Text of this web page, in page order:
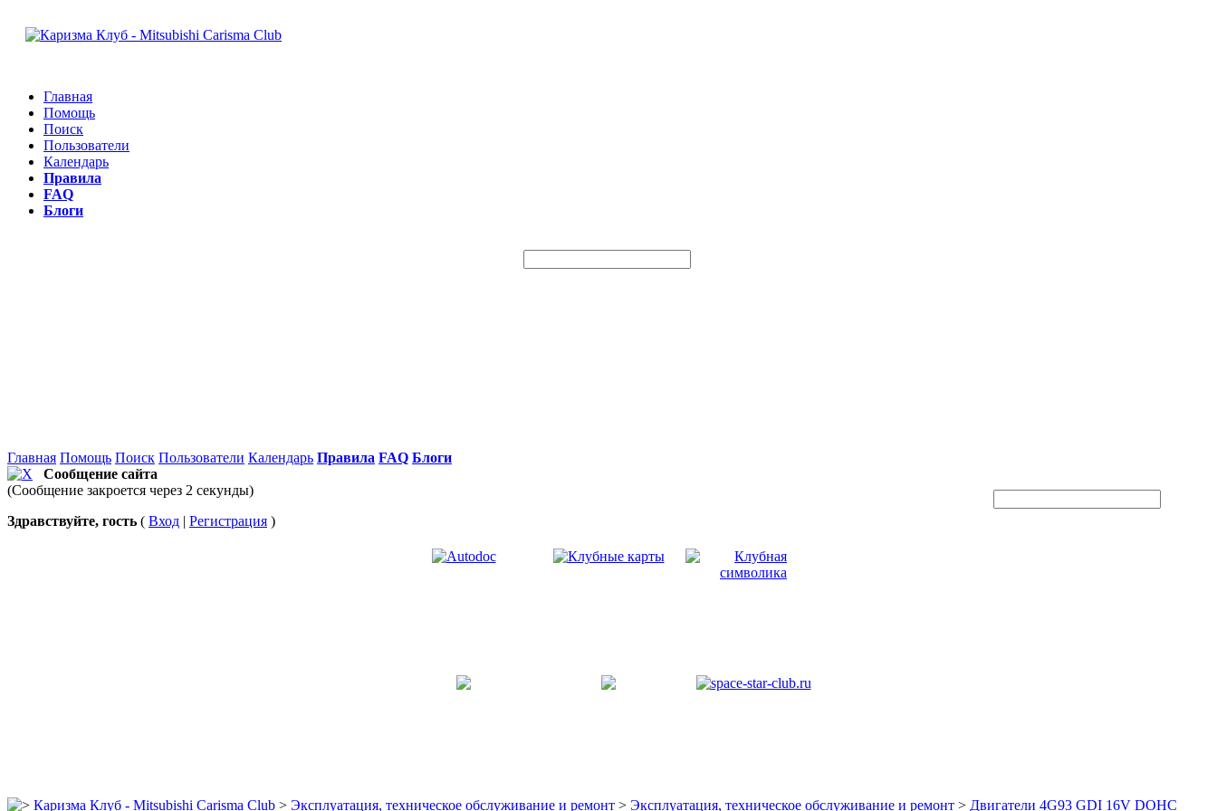
Главная
Помощь
Поиск
Пользователи
Календарь
Правила
FAQ
Блоги
Главная Помощь Поиск Пользователи Календарь Правила FAQ Блоги
Сообщение сайта
(Сообщение закроется через 2 секунды)
Здравствуйте, гость ( Вход | Регистрация )
Каризма Клуб - Mitsubishi Carisma Club > Эксплуатация, техническое обслуживание и ремонт > Эксплуатация, техническое обслуживание и ремонт > Двигатели 4G93 GDI 16V DOHC